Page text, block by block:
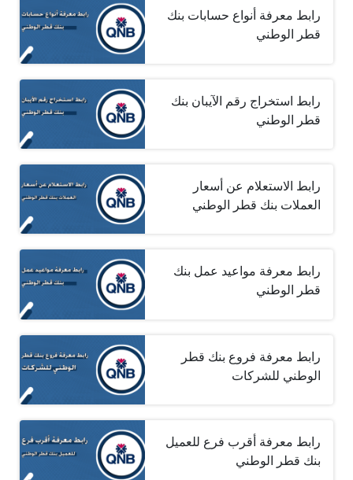
رابط معرفة أنواع حسابات بنك
قطر الوطني
رابط استخراج رقم الآيبان بنك
قطر الوطني
رابط الاستعلام عن أسعار
العملات بنك قطر الوطني
رابط معرفة مواعيد عمل بنك
قطر الوطني
رابط معرفة فروع بنك قطر
الوطني للشركات
رابط معرفة أقرب فرع للعميل
بنك قطر الوطني